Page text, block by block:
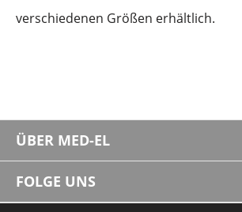
verschiedenen Größen erhältlich.
ÜBER MED-EL
FOLGE UNS